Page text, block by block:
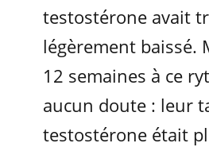
testostérone avait
légèrement baissé.
12 semaines à ce
aucun doute : leur
testostérone était